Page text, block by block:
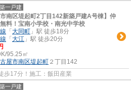
一戸建
市南区堤起町2丁目142新築戸建A号棟】仲
料！宝南小学校・南光中学校
「 大同町 」駅 徒歩18分
「 大江 」駅 徒歩20分
95.25㎡
屋市南区堤起町 ２丁目142
歩17分！施工：飯田産業
一戸建